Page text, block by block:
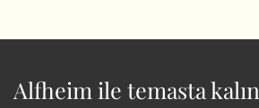
Alfheim ile temasta kalın